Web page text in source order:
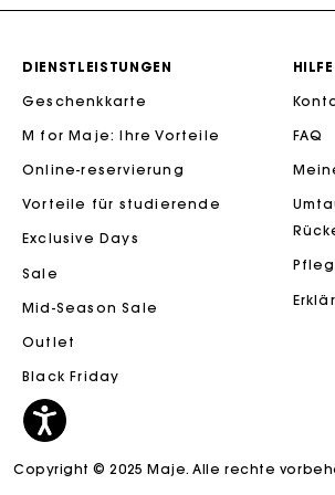
DIENSTLEISTUNGEN
Geschenkkarte
M for Maje: Ihre Vorteile
Online-reservierung
Vorteile für studierende
Exclusive Days
Sale
Mid-Season Sale
Outlet
Black Friday
HILFE
FAQ
Copyright © 2025 Maje. Alle rechte